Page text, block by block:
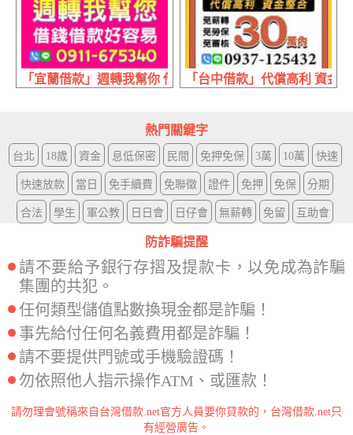
「宜蘭借款」週轉我幫你 借錢借款好容易 | 60萬內 最低利
「台中借款」代償高利 資金
熱門關鍵字
台北 18歲 資金 息低保密 民間 免押免保 3萬 10萬 快速
快速放款 當日 免手續費 免聯徵 證件 免押 免保 分期
合法 學生 軍公教 日日會 日仔會 無薪轉 免留 互助會
防詐騙提醒
請不要給予銀行存摺及提款卡，以免成為詐騙
集團的共犯。
任何類型儲值點數換現金都是詐騙！
事先給付任何名義費用都是詐騙！
請不要提供門號或手機驗證碼！
勿依照他人指示操作ATM、或匯款！
請勿理會號稱來自台灣借款.net官方人員要你貸款的，台灣借款.net只
有經營廣告。